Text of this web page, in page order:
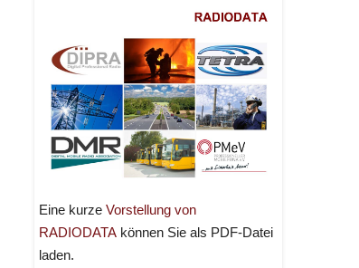
Eine kurze Vorstellung von
RADIODATA können Sie als PDF-Datei
laden.